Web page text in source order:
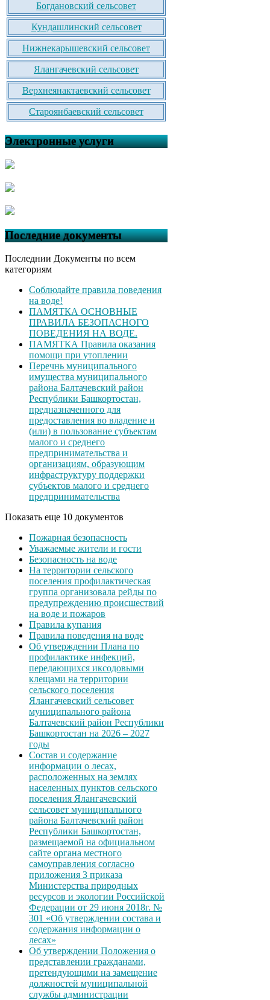
Богдановский сельсовет
Кундашлинский сельсовет
Нижнекарышевский сельсовет
Ялангачевский сельсовет
Верхнеянактаевский сельсовет
Староянбаевский сельсовет
Электронные услуги
Последние документы
Последнии Документы по всем
категориям
Соблюдайте правила поведения
на воде!
ПАМЯТКА ОСНОВНЫЕ
ПРАВИЛА БЕЗОПАСНОГО
ПОВЕДЕНИЯ НА ВОДЕ.
ПАМЯТКА Правила оказания
помощи при утоплении
Перечнь муниципального
имущества муниципального
района Балтачевский район
Республики Башкортостан,
предназначенного для
предоставления во владение и
(или) в пользование субъектам
малого и среднего
предпринимательства и
организациям, образующим
инфраструктуру поддержки
субъектов малого и среднего
предпринимательства
Показать еще 10 документов
Пожарная безопасность
Уважаемые жители и гости
Безопасность на воде
На территории сельского
поселения профилактическая
группа организовала рейды по
предупреждению происшествий
на воде и пожаров
Правила купания
Правила поведения на воде
Об утверждении Плана по
профилактике инфекций,
передающихся иксодовыми
клещами на территории
сельского поселения
Ялангачевский сельсовет
муниципального района
Балтачевский район Республики
Башкортостан на 2026 – 2027
годы
Состав и содержание
информации о лесах,
расположенных на землях
населенных пунктов сельского
поселения Ялангачевский
сельсовет муниципального
района Балтачевский район
Республики Башкортостан,
размещаемой на официальном
сайте органа местного
самоуправления согласно
приложения 3 приказа
Министерства природных
ресурсов и экологии Российской
Федерации от 29 июня 2018г. №
301 «Об утверждении состава и
содержания информации о
лесах»
Об утверждении Положения о
представлении гражданами,
претендующими на замещение
должностей муниципальной
службы администрации